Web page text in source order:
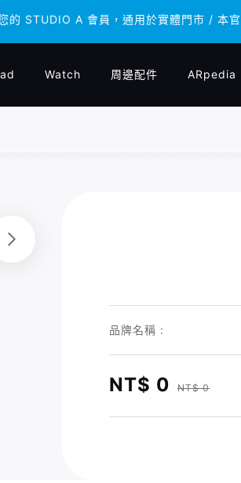
STUDIO A 會員，通用於實體門市 / 本
STUDIO A 會員，通用於實體門市 / 本
Watch 周邊配件 ARpedia
品牌名稱 :
NT$ 0 NT$ 0